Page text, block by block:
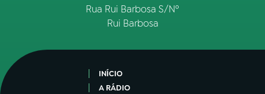
Rua Rui Barbosa S/Nº
Rui Barbosa
INÍCIO
A RÁDIO